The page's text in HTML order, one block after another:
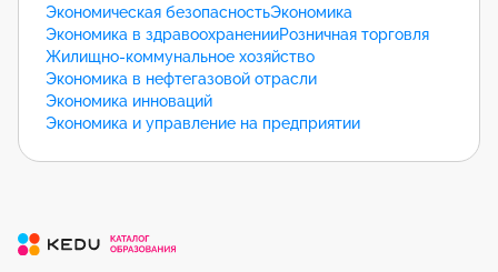
Экономическая безопасностьЭкономика
Экономика в здравоохраненииРозничная торговля
Жилищно-коммунальное хозяйство
Экономика в нефтегазовой отрасли
Экономика инноваций
Экономика и управление на предприятии